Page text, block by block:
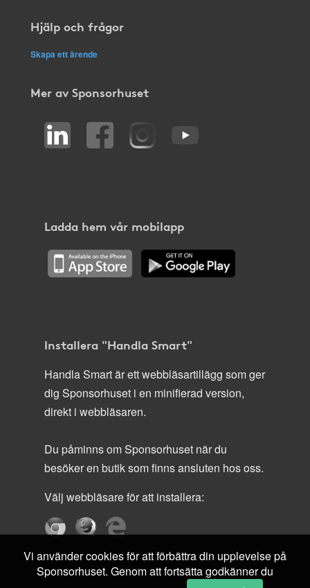
Hjälp och frågor
Skapa ett ärende
Mer av Sponsorhuset
Ladda hem vår mobilapp
Installera "Handla Smart"
Handla Smart är ett webbläsartillägg som ger
dig Sponsorhuset i en minifierad version,
direkt i webbläsaren.
Du påminns om Sponsorhuset när du
besöker en butik som finns ansluten hos oss.
Välj webbläsare för att installera:
Vi använder cookies för att förbättra din upplevelse på
Sponsorhuset. Genom att fortsätta godkänner du